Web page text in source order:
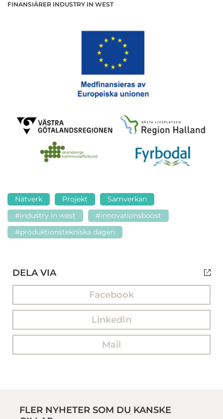
FINANSIÄRER INDUSTRY IN WEST
Nätverk Projekt
Samverkan
#industry in west
#innovationsboost
#produktionstekniska dagen
DELA VIA
Facebook
LinkedIn
Mail
FLER NYHETER SOM DU KANSKE